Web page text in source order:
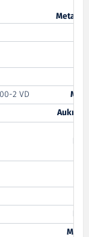
2 VD
Aukra